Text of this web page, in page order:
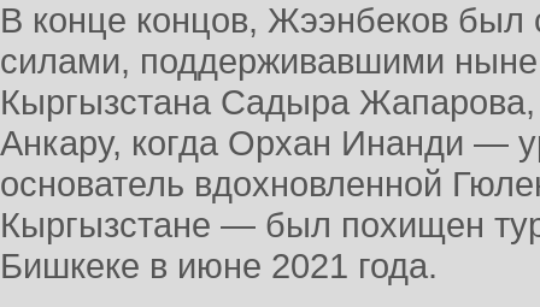
В конце концов, Жээнбеков был
силами, поддерживавшими
Кыргызстана Садыра Жапарова,
Анкару, когда Орхан Инанди —
основатель вдохновленной
Кыргызстане — был похищен
Бишкеке в июне 2021 года.